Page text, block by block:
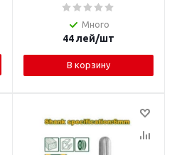
Много
44лей/шт
В корзину